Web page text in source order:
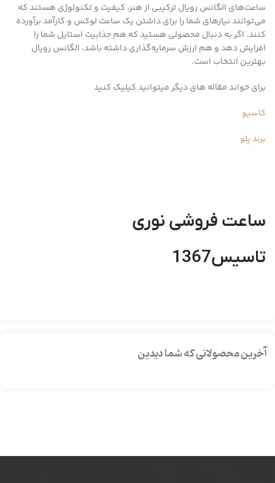
ساعت‌های الگانس رویال ترکیبی از هنر، کیفیت و تکنولوژی هستند که
می‌توانند نیازهای شما را برای داشتن یک ساعت لوکس و کارآمد برآورده
کنند. اگر به دنبال محصولی هستید که هم جذابیت استایل شما را
افزایش دهد و هم ارزش سرمایه‌گذاری داشته باشد، الگانس رویال
بهترین انتخاب است.
برای خواند مقاله های دیگر میتوانید کیلیک کنید
کاسیو
برند پلو
ساعت فروشی نوری
تاسیس1367
آخرین محصولاتی که شما دیدین